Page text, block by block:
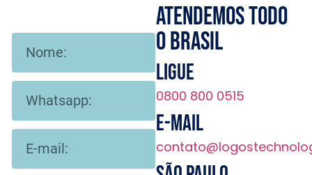
Atendemos todo
o brasil
Ligue
0800 800 0515
E-mail